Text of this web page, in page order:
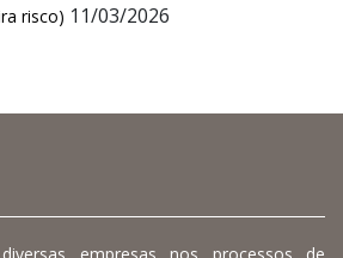
risco) 11/03/2026